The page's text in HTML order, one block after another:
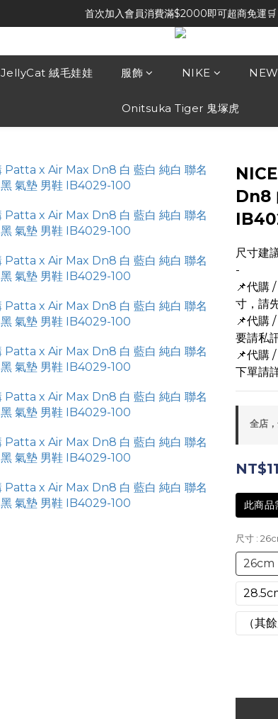
首次加入會員消費滿$2000即可超商免運🛒
JellyCat 絨毛娃娃 服飾 NIKE
Onitsuka Tiger 鬼塚虎
Dn8
尺寸建
-
📌代購
寸，請
📌代購
要請私
📌代購
下單請
全店
此商品
尺寸 :
26cm
（其